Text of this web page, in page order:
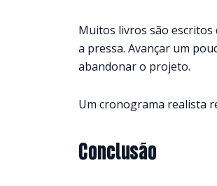
Muitos livros são
a pressa. Avançar um
abandonar o projeto.
Um cronograma realista
Conclusão